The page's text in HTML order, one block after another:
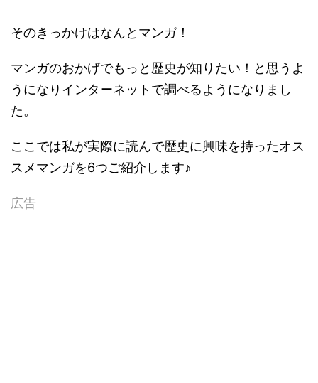
そのきっかけはなんとマンガ！
マンガのおかげでもっと歴史が知りたい！と思うよ
うになりインターネットで調べるようになりまし
た。
ここでは私が実際に読んで歴史に興味を持ったオス
スメマンガを6つご紹介します♪
広告